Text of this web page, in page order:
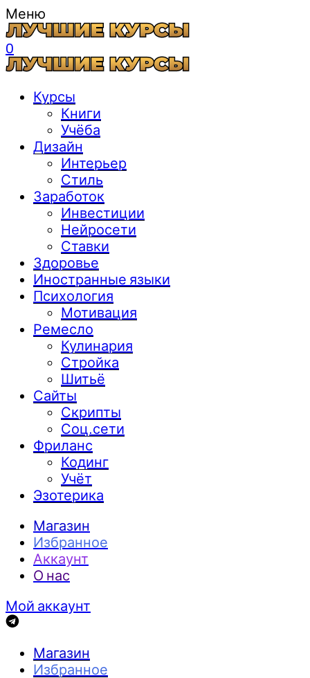
Меню
0
Курсы
Книги
Учёба
Дизайн
Интерьер
Стиль
Заработок
Инвестиции
Нейросети
Ставки
Здоровье
Иностранные языки
Психология
Мотивация
Ремесло
Кулинария
Стройка
Шитьё
Сайты
Скрипты
Соц.сети
Фриланс
Кодинг
Учёт
Эзотерика
Магазин
Избранное
Аккаунт
О нас
Мой аккаунт
Магазин
Избранное